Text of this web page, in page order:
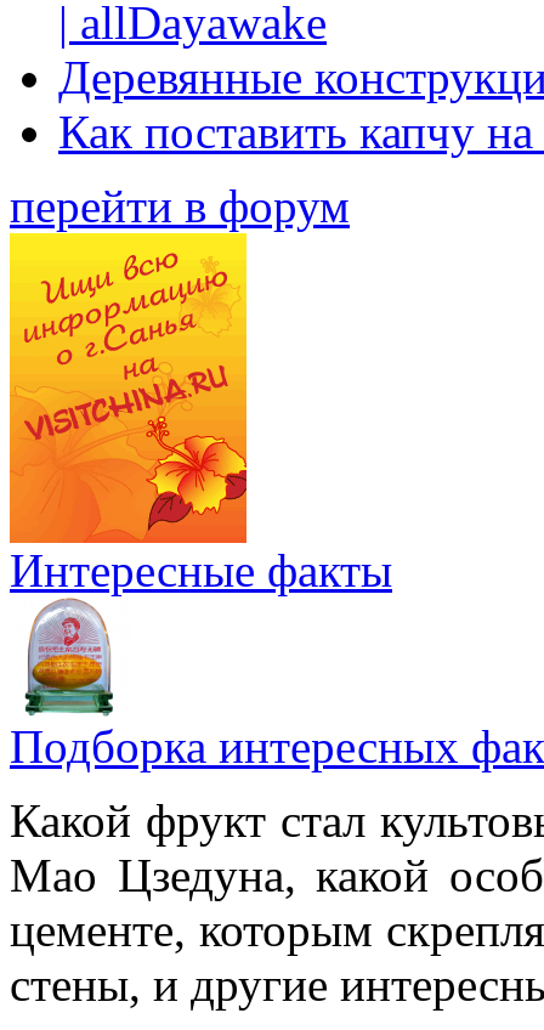
| allDayawake
Деревянные
Как поставить капчу
перейти в форум
Интересные факты
Подборка интересных
Какой фрукт стал
Мао Цзедуна, какой
цементе, которым
стены, и другие